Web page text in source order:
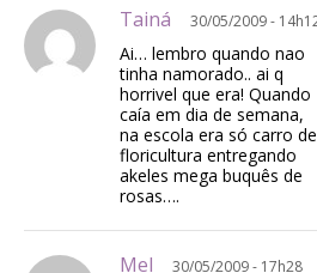
Tainá 30/05/2009 -
Ai… lembro quando nao
tinha namorado.. ai q
horrivel que era! Quando
caía em dia de semana,
na escola era só carro de
floricultura entregando
akeles mega buquês de
rosas….
Mel 30/05/2009 - 17h28